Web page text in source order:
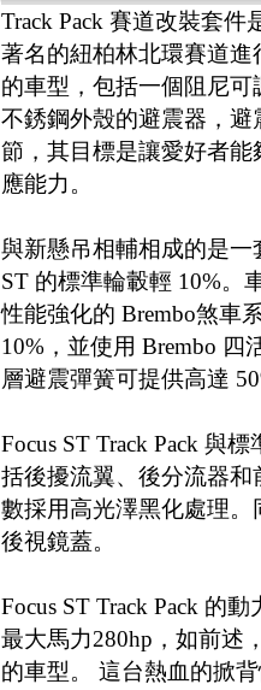
Track Pack 賽道改裝套
著名的紐柏林北環賽道進
的車型，包括一個阻尼
不銹鋼外殼的避震器，避
節，其目標是讓愛好者
應能力。
與新懸吊相輔相成的是一
ST 的標準輪轂輕 10%。
性能強化的 Brembo煞車
10%，並使用 Brembo
層避震彈簧可提供高達
Focus ST Track Pack 與
括後擾流翼、後分流器
數採用高光澤黑化處理。
後視鏡蓋。
Focus ST Track Pack 的
最大馬力280hp，如前述
的車型。 這台熱血的掀